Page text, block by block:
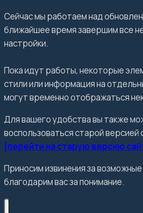
Сейчас мы работаем над
ближайшее время завершим все
настройки.
Пока идут работы, некоторые
стили или информация на
могут временно отображаться
Для вашего удобства вы также
воспользоваться старой версией
[перейти на старую версию
Приносим извинения за
благодарим вас за понимание.